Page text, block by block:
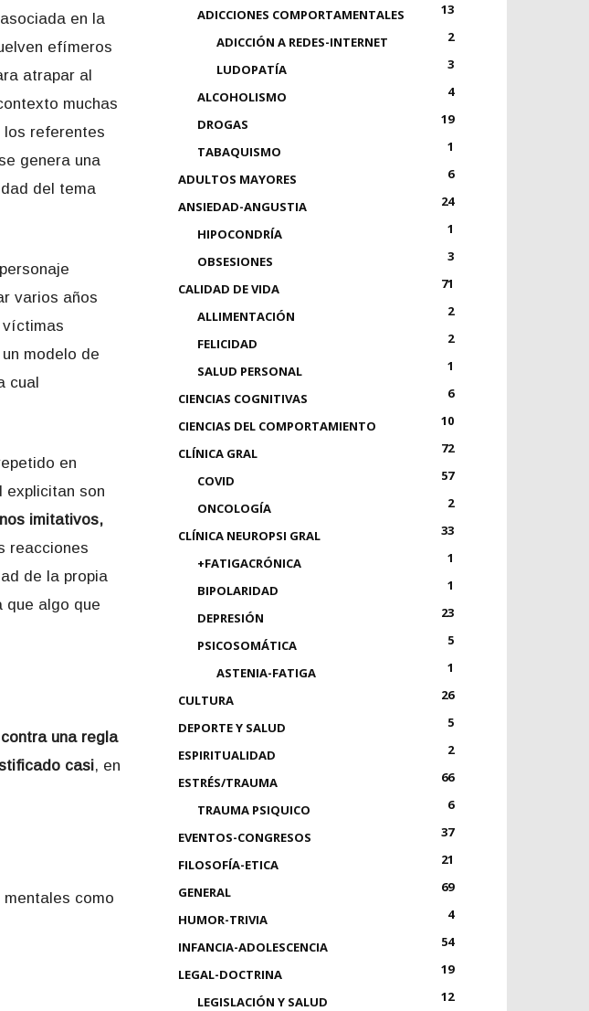
en la
efímeros
atrapar al
muchas
los referentes
genera una
del tema
varios años
víctimas
modelo de
cual
en
explicitan son
imitativos,
reacciones
de la propia
que algo que
una regla
casi, en
como
ADICCIONES COMPORTAMENTALES
13
ADICCIÓN A REDES-INTERNET
2
LUDOPATÍA
3
ALCOHOLISMO
4
DROGAS
19
TABAQUISMO
1
ADULTOS MAYORES
6
ANSIEDAD-ANGUSTIA
24
HIPOCONDRÍA
1
OBSESIONES
3
CALIDAD DE VIDA
71
ALLIMENTACIÓN
2
FELICIDAD
2
SALUD PERSONAL
1
CIENCIAS COGNITIVAS
6
CIENCIAS DEL COMPORTAMIENTO
10
CLÍNICA GRAL
72
COVID
57
ONCOLOGÍA
2
CLÍNICA NEUROPSI GRAL
33
+FATIGACRÓNICA
1
BIPOLARIDAD
1
DEPRESIÓN
23
PSICOSOMÁTICA
5
ASTENIA-FATIGA
1
CULTURA
26
DEPORTE Y SALUD
5
ESPIRITUALIDAD
2
ESTRÉS/TRAUMA
66
TRAUMA PSIQUICO
6
EVENTOS-CONGRESOS
37
FILOSOFÍA-ETICA
21
GENERAL
69
HUMOR-TRIVIA
4
INFANCIA-ADOLESCENCIA
54
LEGAL-DOCTRINA
19
LEGISLACIÓN Y SALUD
12